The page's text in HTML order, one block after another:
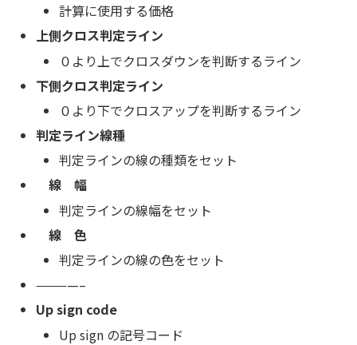
計算に使用する価格
上側クロス判定ライン
０より上でクロスダウンを判断するライン
下側クロス判定ライン
０より下でクロスアップを判断するライン
判定ライン線種
判定ラインの線の種類をセット
線 幅
判定ラインの線幅をセット
線 色
判定ラインの線の色をセット
————–
Up sign code
Up sign の記号コード